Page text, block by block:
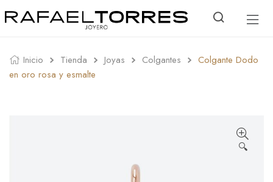
Inicio Tienda Joyas Colgantes
Colgante Dodo
en oro rosa y esmalte
🔍